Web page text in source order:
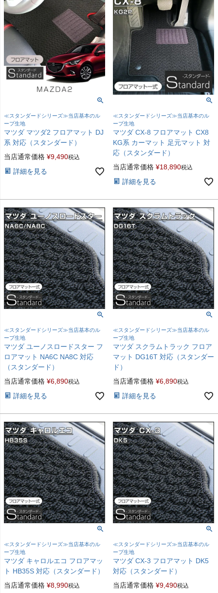
≪スタンダードシリーズ≫当店基本のル
ープ生地
マツダ マツダ2 フロアマット DJ
系 対応（スタンダード）
当店通常価格 ¥9,490税込
詳細を見る
≪スタンダードシリーズ≫当店基本のル
ープ生地
マツダ CX-8 フロアマット CX8
KG系 カーマット 足元マット 対
応（スタンダード）
当店通常価格 ¥18,890税込
詳細を見る
≪スタンダードシリーズ≫当店基本のル
ープ生地
マツダ ユーノスロードスター フ
ロアマット NA6C NA8C 対応
（スタンダード）
当店通常価格 ¥6,890税込
詳細を見る
≪スタンダードシリーズ≫当店基本のル
ープ生地
マツダ スクラムトラック フロア
マット DG16T 対応（スタンダー
ド）
当店通常価格 ¥6,890税込
詳細を見る
≪スタンダードシリーズ≫当店基本のル
ープ生地
マツダ キャロルエコ フロアマッ
ト HB35S 対応（スタンダード）
当店通常価格 ¥8,990税込
≪スタンダードシリーズ≫当店基本のル
ープ生地
マツダ CX-3 フロアマット DK5
対応（スタンダード）
当店通常価格 ¥9,490税込